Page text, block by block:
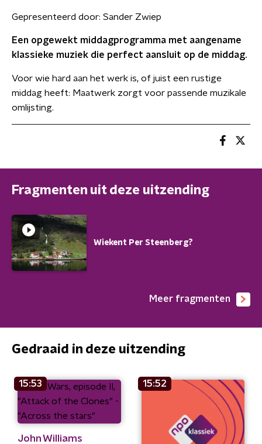
Gepresenteerd door: Sander Zwiep
Een opgewekt middagprogramma met aangename
klassieke muziek die perfect aansluit op de middag.
Voor wie hard aan het werk is, of juist een rustige
middag heeft: Maatwerk zorgt voor passende muzikale
omlijsting.
Fragmenten uit deze uitzending
Wiekent Per Steenberg?
Meer fragmenten
Gedraaid in deze uitzending
15:53
John Williams
15:52